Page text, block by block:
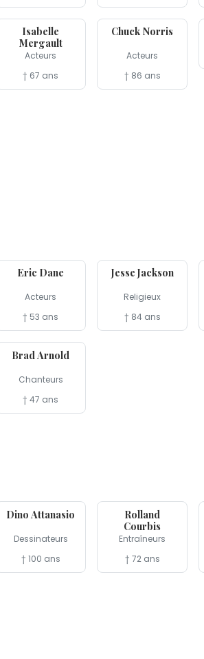
20 mar
Isabelle
Mergault
Acteurs
† 67 ans
19 mar
Chuck Norris
Acteurs
† 86 ans
Eric Dane
Acteurs
† 53 ans
Jesse Jackson
Religieux
† 84 ans
7 fév
Brad Arnold
Chanteurs
† 47 ans
Dino Attanasio
Dessinateurs
† 100 ans
Rolland
Courbis
Entraîneurs
† 72 ans